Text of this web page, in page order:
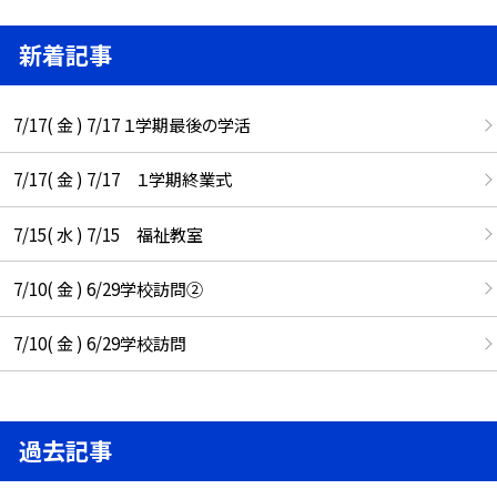
新着記事
7/17( 金 ) 7/17 １学期最後の学活
7/17( 金 ) 7/17 １学期終業式
7/15( 水 ) 7/15 福祉教室
7/10( 金 ) 6/29学校訪問②
7/10( 金 ) 6/29学校訪問
過去記事